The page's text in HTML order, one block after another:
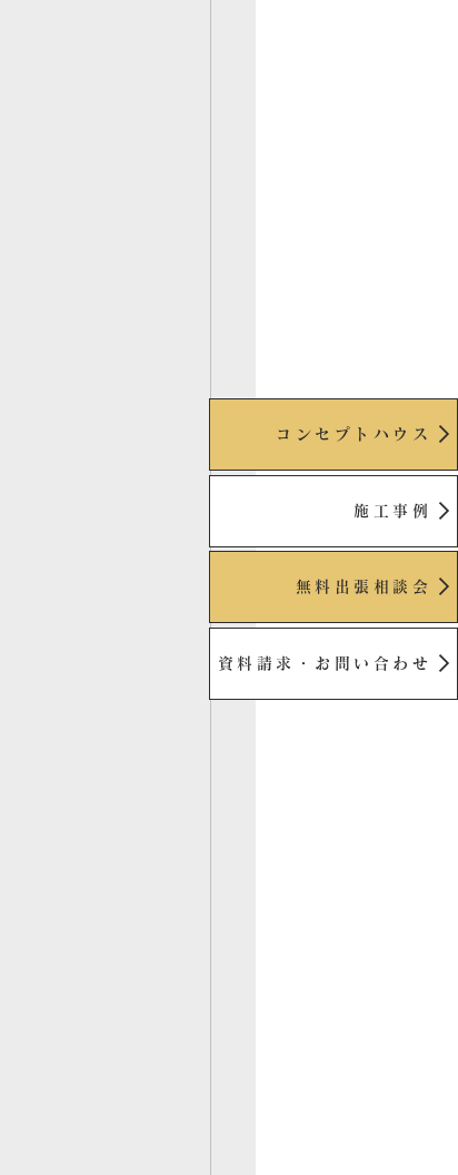
コンセプトハウス
施工事例
資料請求・お問い合わせ
無料出張相談会
資料請求・お問い合わせ